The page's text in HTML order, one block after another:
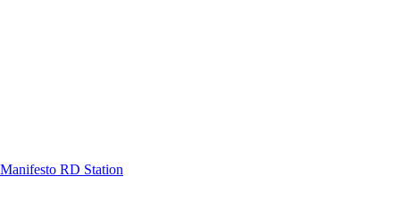
Manifesto RD Station